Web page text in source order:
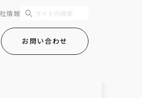
情報
お問い合わせ